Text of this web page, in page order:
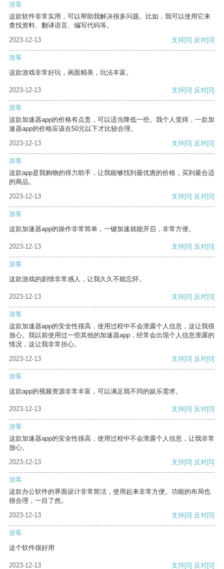
游客
这款软件非常实用，可以帮助我解决很多问题。比如，我可以使用它来
查找资料、翻译语言、编写代码等。
2023-12-13
支持[0] 反对[0]
游客
这款游戏非常好玩，画面精美，玩法丰富。
2023-12-13 支持[0] 反对[0]
游客
这款加速器app的价格有点贵，可以适当降低一些。我个人觉得，一款加
速器app的价格应该在50元以下才比较合理。
2023-12-13
支持[0] 反对[0]
游客
这款app是我购物的得力助手，让我能够找到最优惠的价格，买到最合适
的商品。
2023-12-13
支持[0] 反对[0]
游客
这款加速器app的操作非常简单，一键加速就能开启，非常方便。
2023-12-13 支持[0] 反对[0]
游客
这款游戏的剧情非常感人，让我久久不能忘怀。
2023-12-13 支持[0] 反对[0]
游客
这款加速器app的安全性很高，使用过程中不会泄露个人信息，这让我很
放心。我以前使用过一些其他的加速器app，经常会出现个人信息泄露的
情况，这让我非常担心。
2023-12-13
支持[0] 反对[0]
游客
这款app的视频资源非常丰富，可以满足我不同的娱乐需求。
2023-12-13 支持[0] 反对[0]
游客
这款加速器app的安全性很高，使用过程中不会泄露个人信息，让我非常
放心。
2023-12-13
支持[0] 反对[0]
游客
这款办公软件的界面设计非常简洁，使用起来非常方便。功能的布局也
很合理，一目了然。
2023-12-13
支持[0] 反对[0]
游客
这个软件很好用
2023-12-13 支持[0] 反对[0]